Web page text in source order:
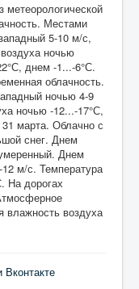
Местами
5-10 м/с,
ночью
днем -1...-6°С.
облачность.
ночью 4-9
ночью -12...-17°С,
марта. Облачно с
снег. Днем
Днем
м/с. Температура
На дорогах
влажность воздуха